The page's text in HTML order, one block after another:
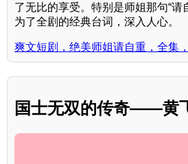
了无比的享受。特别是师姐那句“请
为了全剧的经典台词，深入人心。
爽文短剧，绝美师姐请自重，全集
国士无双的传奇——黄